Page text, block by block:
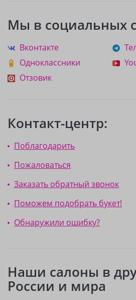
Мы в социальных
Вконтакте
Одноклассники
Отзовик
Контакт-центр:
Поблагодарить
Пожаловаться
Заказать обратный звонок
Поможем подобрать букет!
Обнаружили ошибку?
Наши салоны в
России и мира